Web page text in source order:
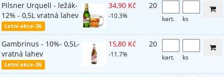
Pilsner Urquell - ležák-
12% - 0,5L vratná lahev
Letní akce-26
34,90 Kč
-10.3%
20
kart. ks
Gambrinus - 10%- 0,5L-
vratná lahev
Letní akce-26
15,80 Kč
-11.7%
20
kart. ks